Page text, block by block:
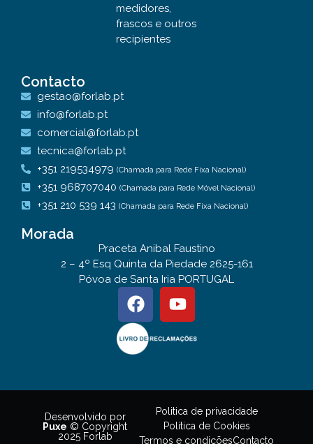
medidores,
frascos e outros
recipientes
Contacto
gestao@forlab.pt
info@forlab.pt
comercial@forlab.pt
tecnica@forlab.pt
+351 219534979 (Chamada para Rede Fixa Nacional)
+351 968707040 (Chamada para Rede Móvel Nacional)
+351 210 539 143 (Chamada para Rede Fixa Nacional)
Morada
Praceta Anibal Faustino
2 – 4º Esq Quinta da Piedade 2625-161
Póvoa de Santa Iria PORTUGAL
Desenvolvido por
Puxe © Copyright
2025 Forlab
Politica de privacidade
Política de Cookies
Termos e condiçõesContacto